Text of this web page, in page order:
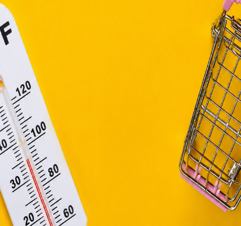
bár nem mindenki ugyanolyan formában. A laptop az egyik
valamint az Európai Unió előírásainak megfelelően használjuk. Azon
melyek az Európai Unió országain belül működnek, a „sütik"
és ezeknek a felhasználó számítógépén vagy egyéb
történő tárolásához a felhasználók hozzájárulását kell kérniük.
Módosítom a beállításokat